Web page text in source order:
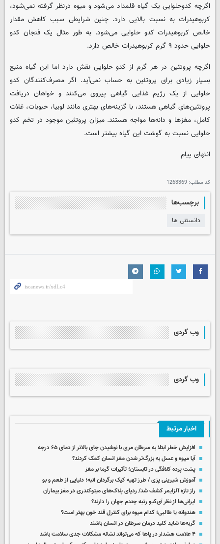
اگرچه کدوحلوایی یک گیاه قلمداد می‌شود و میوه درنظر گرفته نمی‌شود،
کربوهیدرات به نسبت بالایی دارد. چنین شرایطی سبب کاهش مقدار
خالص کربوهیدرات کدو حلوایی می‌شود. به طور مثال یک فنجان کدو
حلوایی حدود ۹ گرم کربوهیدرات خالص دارد.
اگرچه پروتئین در هر گرم از کدو حلوایی نقش دارد اما این گیاه منبع
بسیار زیادی برای پروتئین به حساب نمی‌آید. اگر مصرف‌کنندگان کدو
حلوایی از یک رژیم غذایی گیاهی پیروی می‌کنند و خواهان دریافت
پروتئین‌های گیاهی هستند، با گزینه‌های بهتری مانند لوبیا، حبوبات، غلات
کامل، مغزها و دانه‌ها مواجه هستند. میزان پروتئین موجود در تخم کدو
حلوایی نسبت به گوشت این گیاه بیشتر است.
انتهای پیام
کد مطلب: 1263369
برچسب‌ها
دانستنی ها
وب گردی
وب گردی
اخبار مرتبط
افزایش خطر ابتلا به سرطان مری با نوشیدن چای بالاتر از دمای ۶۵ درجه
آیا میوه و عسل به بزرگ‌تر شدن مغز انسان کمک کردند؟
پشت پرده کلافگی در تابستان؛ تأثیرات گرما بر مغز
آموزش شیرینی پزی / طرز تهیه کیک برگردان انبه؛ دنیایی از طعم و بو
راز تازه آلزایمر کشف شد/ ردپای پلاک‌های میتوکندری در مغز بیماران
ایرانی‌ها از نظر آی‌کیو رتبه چندم جهان را دارند؟
هندوانه یا طالبی؛ کدام‌ میوه برای کنترل قند خون بهتر است؟
گربه‌ها شاید کلید درمان سرطان در انسان باشند
۴ علامت هشدار در پاها که می‌تواند نشانه مشکلات جدی سلامت باشد